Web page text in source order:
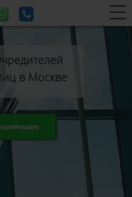
в Москве